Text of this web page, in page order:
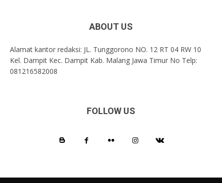
ABOUT US
Alamat kantor redaksi: JL. Tunggorono NO. 12 RT 04 RW 10
Kel. Dampit Kec. Dampit Kab. Malang Jawa Timur No Telp:
081216582008
FOLLOW US